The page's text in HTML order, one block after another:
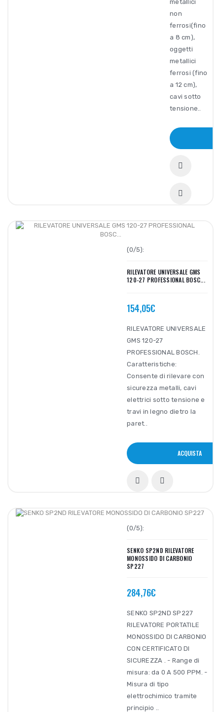
metallici
non
ferrosi(fino
a 8 cm),
oggetti
metallici
ferrosi (fino
a 12 cm),
cavi sotto
tensione..
(0/5):
RILEVATORE UNIVERSALE GMS
120-27 PROFESSIONAL BOSC...
154,05€
RILEVATORE UNIVERSALE
GMS 120-27
PROFESSIONAL BOSCH.
Caratteristiche:
Consente di rilevare con
sicurezza metalli, cavi
elettrici sotto tensione e
travi in legno dietro la
paret..
ACQUISTA
(0/5):
SENKO SP2ND RILEVATORE
MONOSSIDO DI CARBONIO
SP227
284,76€
SENKO SP2ND SP227
RILEVATORE PORTATILE
MONOSSIDO DI CARBONIO
CON CERTIFICATO DI
SICUREZZA . - Range di
misura: da 0 A 500 PPM. -
Misura di tipo
elettrochimico tramite
principio ..